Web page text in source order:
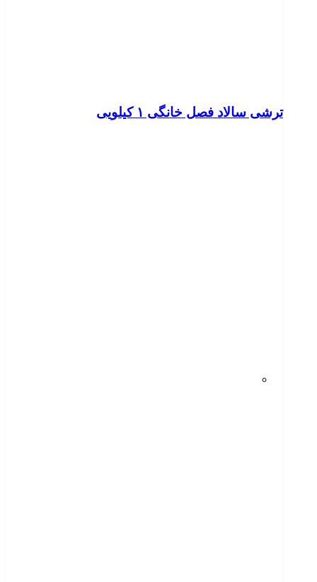
ترشی سالاد فصل خانگی ۱ کیلویی